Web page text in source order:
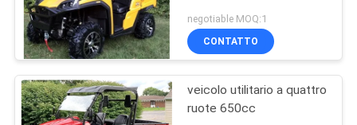
negotiable MOQ:1
CONTATTO
veicolo utilitario a quattro
ruote 650cc